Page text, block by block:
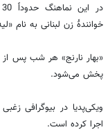
خوانندۀ زن لبنانی به نام
پخش می‌شود.
ویکی‌پدیا در بیوگرافی
اجرا کرده است.